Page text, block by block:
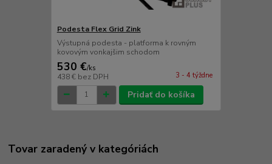
Podesta Flex Grid Zink
Výstupná podesta - platforma k rovným
kovovým vonkajšim schodom
530 €/ks
438 € bez DPH 3 - 4 týždne
Pridať do košíka
Tovar zaradený v kategóriách